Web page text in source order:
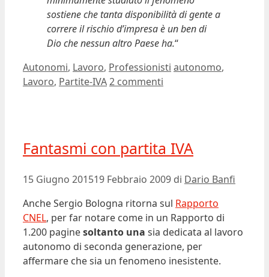
sostiene che tanta disponibilità di gente a
correre il rischio d’impresa è un ben di
Dio che nessun altro Paese ha.“
Categorie
Autonomi, Lavoro, Professionisti Tag
autonomo,
Lavoro, Partite-IVA2 commenti
Fantasmi con partita IVA
15 Giugno 201519 Febbraio 2009 di Dario Banfi
Anche Sergio Bologna ritorna sul Rapporto
CNEL, per far notare come in un Rapporto di
1.200 paginesoltanto una sia dedicata al lavoro
autonomo di seconda generazione, per
affermare che sia un fenomeno inesistente.